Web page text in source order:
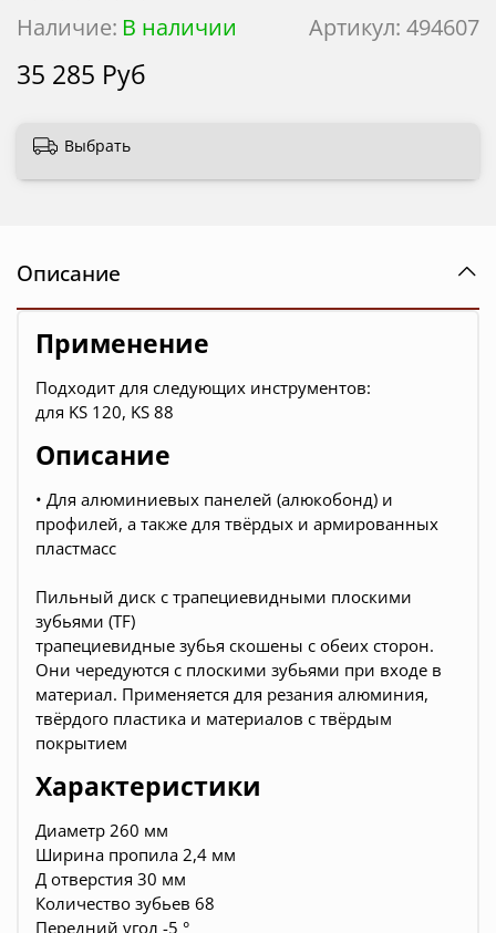
Артикул: 494607
Наличие: В наличии
35 285 Руб
Выбрать
Описание
Применение
Подходит для следующих инструментов:
для KS 120, KS 88
Описание
• Для алюминиевых панелей (алюкобонд) и
профилей, а также для твёрдых и армированных
пластмасс
Пильный диск с трапециевидными плоскими
зубьями (TF)
трапециевидные зубья скошены с обеих сторон.
Они чередуются с плоскими зубьями при входе в
материал. Применяется для резания алюминия,
твёрдого пластика и материалов с твёрдым
покрытием
Характеристики
Диаметр 260 мм
Ширина пропила 2,4 мм
Д отверстия 30 мм
Количество зубьев 68
Передний угол -5 °